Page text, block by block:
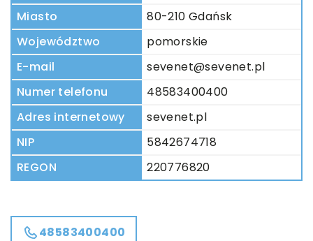
Miasto
80-210 Gdańsk
Województwo
pomorskie
E-mail
sevenet@sevenet.pl
Numer telefonu
48583400400
Adres internetowy
sevenet.pl
NIP
5842674718
REGON
220776820
48583400400